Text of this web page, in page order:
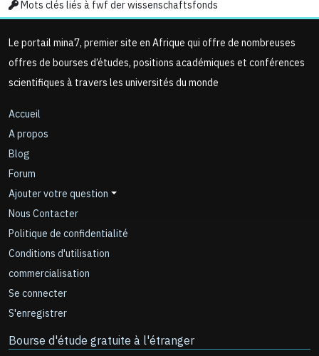
Mots clés liés à fwf der wissenschaftsfonds
Le portail mina7, premier site en Afrique qui offre de nombreuses
offres de bourses d’études, positions académiques et conférences
scientifiques à travers les universités du monde
Accueil
A propos
Blog
Forum
Ajouter votre question
Nous Contacter
Politique de confidentialité
Conditions d'utilisation
commercialisation
Se connecter
S'enregistrer
Bourse d'étude gratuite à l'étranger